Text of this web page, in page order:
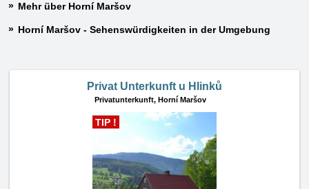
Mehr über Horní Maršov
Horní Maršov - Sehenswürdigkeiten in der Umgebung
Privat Unterkunft u Hlinků
Privatunterkunft, Horní Maršov
TIP !